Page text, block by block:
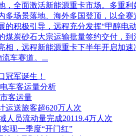
，全面激活新能源重卡市场。多重
多场景落地、海外多国登顶，以全
的积极引导，远程充分发挥“甲醇
煤炭砂石大宗运输批量签约交付，
相，远程新能源重卡下半年开启加
车赛道。...
冠军诞生！
车客运量分析
客运量
运送旅客超620万人次
人员流动量完成20119.4万人次
现一季度“开门红”